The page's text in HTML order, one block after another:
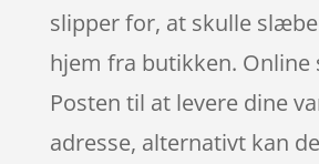
slipper for, at skulle
hjem fra butikken. Online
Posten til at levere dine
adresse, alternativt kan